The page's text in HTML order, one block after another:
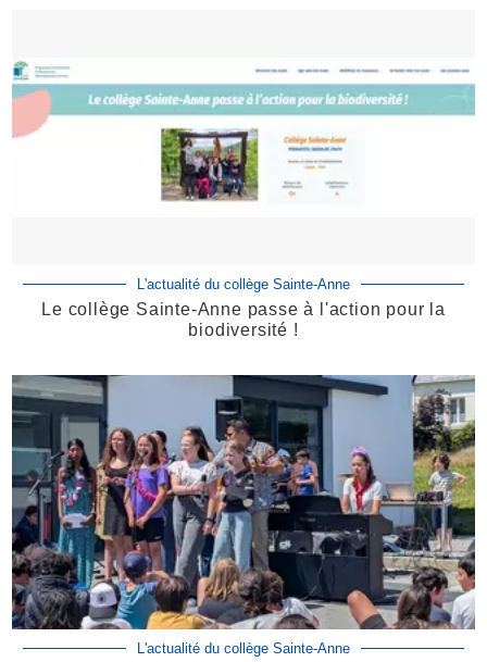
L'actualité du collège Sainte-Anne
Le collège Sainte-Anne passe à l'action pour la
biodiversité !
L'actualité du collège Sainte-Anne